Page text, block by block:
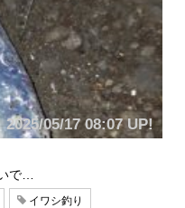
2025/05/17 08:07 UP!
で…
イワシ釣り